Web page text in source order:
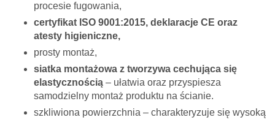
procesie fugowania,
certyfikat ISO 9001:2015, deklaracje CE oraz
atesty higieniczne,
prosty montaż,
siatka montażowa z tworzywa cechująca się
elastycznością – ułatwia oraz przyspiesza
samodzielny montaż produktu na ścianie.
szkliwiona powierzchnia – charakteryzuje się wysoką